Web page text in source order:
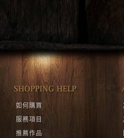
如何購買
服務項目
推薦作品